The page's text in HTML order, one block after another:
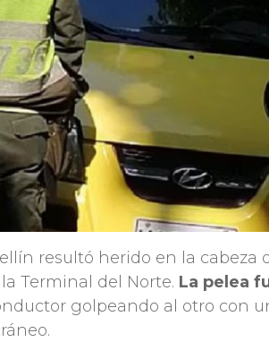
resultó herido en la cabeza
Terminal del Norte. La pelea
golpeando al otro con